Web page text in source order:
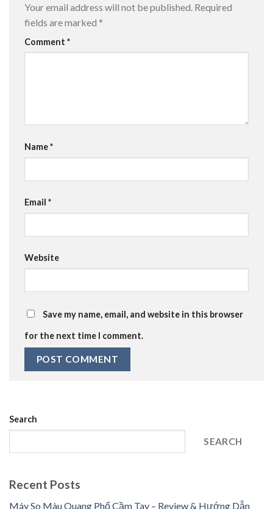
Your email address will not be published. Required
fields are marked *
Comment *
Name*
Email *
Website
Save my name, email, and website in this browser
for the next time I comment.
Search
SEARCH
Recent Posts
Máy So Màu Quang Phổ Cầm Tay – Review & Hướng Dẫn